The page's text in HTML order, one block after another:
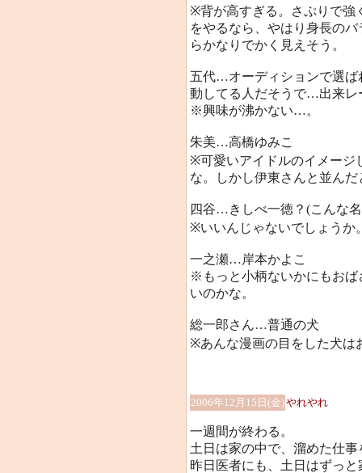
※背が高すぎる。さぷりで強
をやるなら、やはり身長の
らかなりでかく見えそう。
五代…オーディションで選ば
動してる人だそうで…出来レ
※興味が沸かない…。
朱美…高橋ゆみこ
※可愛いアイドルのイメージ
な。しかし伊東さんと並ん
四谷…きしべ一徳？(こんな
※いいんじゃないでしょうか
一之瀬…岸本かよこ
※もっと小柄ないかにもおば
いのかな。
総一郎さん…普通の犬
※あんな漫画の目をした犬は
2006年12月15日(金)やれやれ
一週間が終わる。
土日は家の中で、溜めた仕
昨日医者にも、土日はずっ